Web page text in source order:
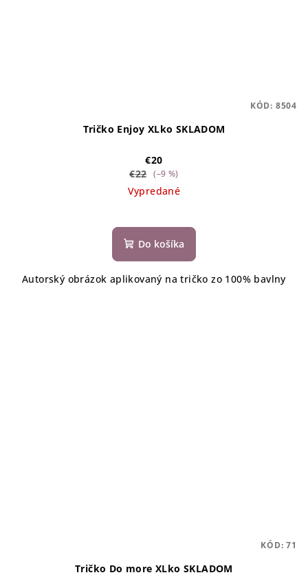
Tričko Enjoy XLko SKLADOM
€20
€22 (–9 %)
Vypredané
Do košíka
Autorský obrázok aplikovaný na tričko zo 100% bavlny
KÓD: 8504
Tričko Do more XLko SKLADOM
KÓD:71